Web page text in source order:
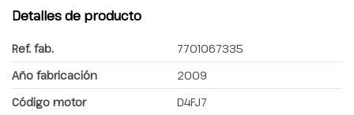
Detalles de producto
Ref. fab.
7701067335
Año fabricación
2009
Código motor
D4FJ7